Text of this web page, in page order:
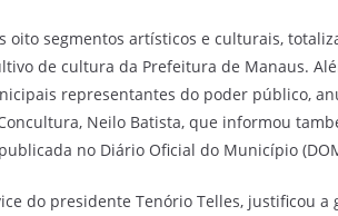
oito segmentos artísticos e culturais,
de cultura da Prefeitura de Manaus.
representantes do poder público,
Neilo Batista, que informou
no Diário Oficial do Município
do presidente Tenório Telles, justificou